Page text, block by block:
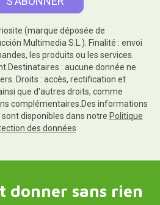
(marque déposée de
Multimedia S.L.). Finalité : envoi
les produits ou les services.
: aucune donnée ne
Droits : accès, rectification et
que d'autres droits, comme
complémentaires.Des informations
disponibles dans notre Politique
des données
donner sans rien